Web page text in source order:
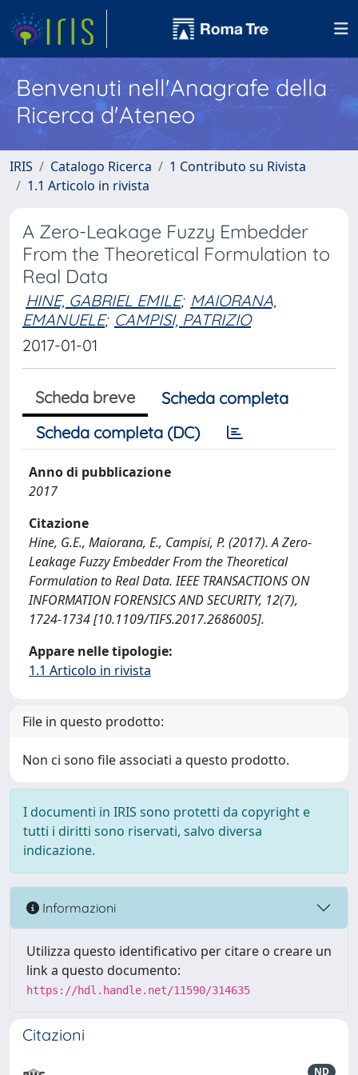
Benvenuti nell'Anagrafe della
Ricerca d'Ateneo
IRIS Catalogo Ricerca
1 Contributo su Rivista
1.1 Articolo in rivista
A Zero-Leakage Fuzzy Embedder
From the Theoretical Formulation to
Real Data
HINE, GABRIEL EMILE; MAIORANA,
EMANUELE; CAMPISI, PATRIZIO
2017-01-01
Scheda breve
Scheda completa
Scheda completa (DC)
Anno di pubblicazione
2017
Citazione
Hine, G.E., Maiorana, E., Campisi, P. (2017). A Zero-
Leakage Fuzzy Embedder From the Theoretical
Formulation to Real Data. IEEE TRANSACTIONS ON
INFORMATION FORENSICS AND SECURITY, 12(7),
1724-1734 [10.1109/TIFS.2017.2686005].
Appare nelle tipologie:
1.1 Articolo in rivista
File in questo prodotto:
Non ci sono file associati a questo prodotto.
I documenti in IRIS sono protetti da copyright e
tutti i diritti sono riservati, salvo diversa
indicazione.
Informazioni
Utilizza questo identificativo per citare o creare un
link a questo documento:
https://hdl.handle.net/11590/314635
Citazioni
ND